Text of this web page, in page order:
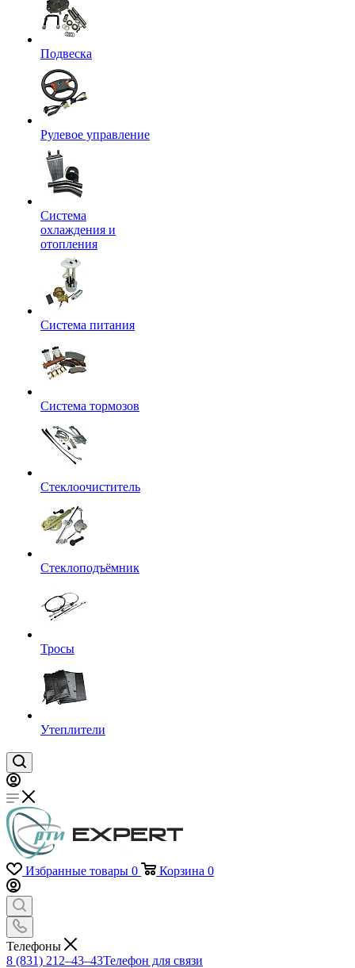
Подвеска
Рулевое управление
Система
охлаждения и
отопления
Система питания
Система тормозов
Стеклоочиститель
Стеклоподъёмник
Тросы
Утеплители
Избранные товары 0 Корзина 0
Телефоны
8 (831) 212–43–43Телефон для связи